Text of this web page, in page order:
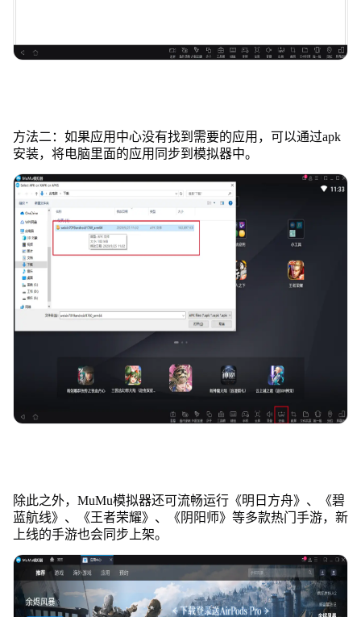
方法二：如果应用中心没有找到需要的应用，可以通过apk
安装，将电脑里面的应用同步到模拟器中。
除此之外，MuMu模拟器还可流畅运行《明日方舟》、《碧
蓝航线》、《王者荣耀》、《阴阳师》等多款热门手游，新
上线的手游也会同步上架。